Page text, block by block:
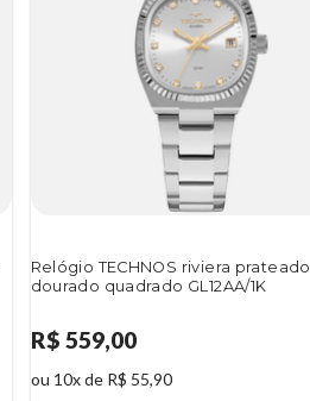
Relógio TECHNOS riviera prateado
dourado quadrado GL12AA/1K
R$ 559,00
ou 10x de R$ 55,90